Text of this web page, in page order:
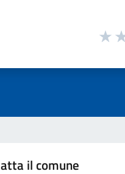
il comune